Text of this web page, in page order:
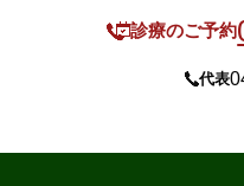
診療のご予約
代表